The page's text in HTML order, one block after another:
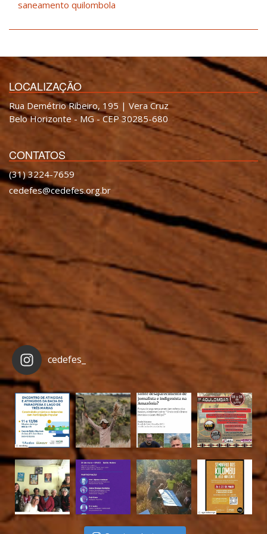
saneamento quilombola
LOCALIZAÇÃO
Rua Demétrio Ribeiro, 195 | Vera Cruz
Belo Horizonte - MG - CEP 30285-680
CONTATOS
(31) 3224-7659
cedefes@cedefes.org.br
cedefes_